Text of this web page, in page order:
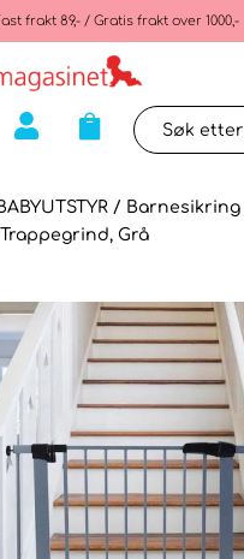
frakt 89,- / Gratis frakt over 1000,-
 
/ Barnesikring
Grå